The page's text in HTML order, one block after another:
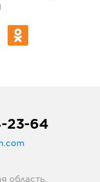
23-64
область,